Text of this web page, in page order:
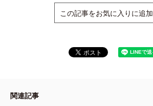
この記事をお気に入りに追加
関連記事